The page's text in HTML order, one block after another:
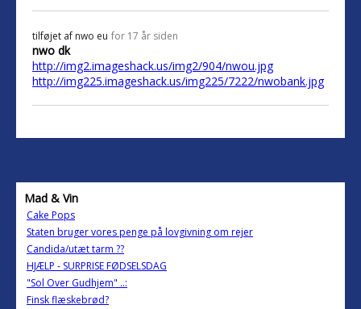
tilføjet af nwo eu for 17 år siden
nwo dk
http://img2.imageshack.us/img2/904/nwou.jpg
http://img225.imageshack.us/img225/7222/nwobank.jpg
Mad & Vin
Cake Pops
Staten bruger vores penge på lovgivning om rejer
Candida/utæt tarm ??
HJÆLP - SURPRISE FØDSELSDAG
"Sol Over Gudhjem" ..:
Finsk flæskebrød?